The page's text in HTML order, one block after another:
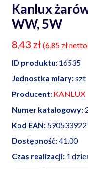
Kanlux
WW, 5W
8,43 zł (6,85 zł
ID produktu: 16535
Jednostka miary:szt
Producent: KANLUX
Numer katalogowy:
Kod EAN:
Dostępność:41.00
Czas realizacji: 1